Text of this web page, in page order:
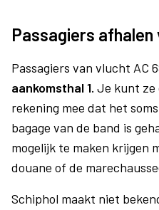
Passagiers afhalen
Passagiers van vlucht AC
aankomsthal 1. Je kunt ze
rekening mee dat het
bagage van de band is
mogelijk te maken krijgen
douane of de
Schiphol maakt niet